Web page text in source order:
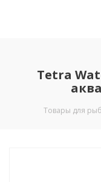
Tetra
Товары для